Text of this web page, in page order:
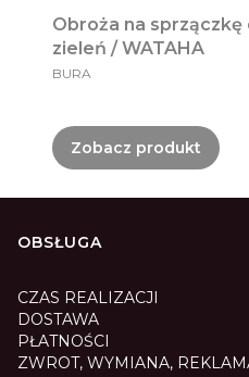
Obroża na sprzączkę
zieleń / WATAHA
PRODUCENT
BURA
Zobacz produkt
Linki w stopce
OBSŁUGA
CZAS REALIZACJI
DOSTAWA
PŁATNOŚCI
ZWROT, WYMIANA,